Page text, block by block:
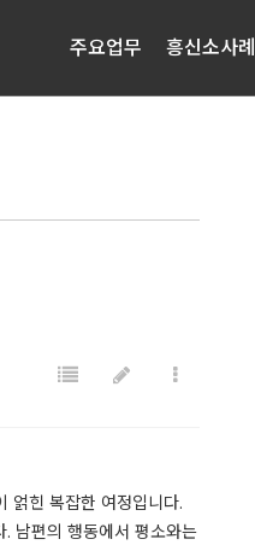
주요업무 흥신소사례
얽힌 복잡한 여정입니다.
남편의 행동에서 평소와는